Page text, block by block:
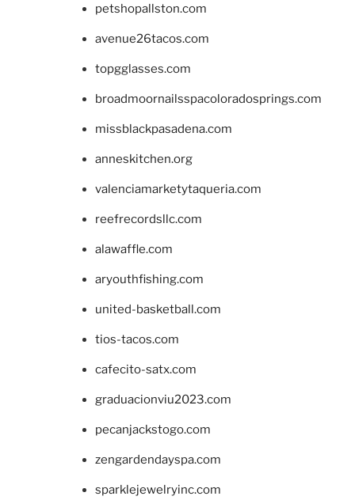
petshopallston.com
avenue26tacos.com
topgglasses.com
broadmoornailsspacoloradosprings.com
missblackpasadena.com
anneskitchen.org
valenciamarketytaqueria.com
reefrecordsllc.com
alawaffle.com
aryouthfishing.com
united-basketball.com
tios-tacos.com
cafecito-satx.com
graduacionviu2023.com
pecanjackstogo.com
zengardendayspa.com
sparklejewelryinc.com